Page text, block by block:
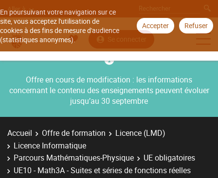
En poursuivant votre navigation sur ce
site, vous acceptez l'utilisation de
cookies à des fins de mesure d'audience
(statistiques anonymes).
Accepter Refuser
Aller à
Se connecter
Offre en cours de modification : les informations
concernant le contenu des enseignements peuvent évoluer
jusqu’au 30 septembre
Accueil Offre de formation
Licence (LMD)
Licence Informatique
Parcours Mathématiques-Physique
UE obligatoires
UE10 - Math3A - Suites et séries de fonctions réelles